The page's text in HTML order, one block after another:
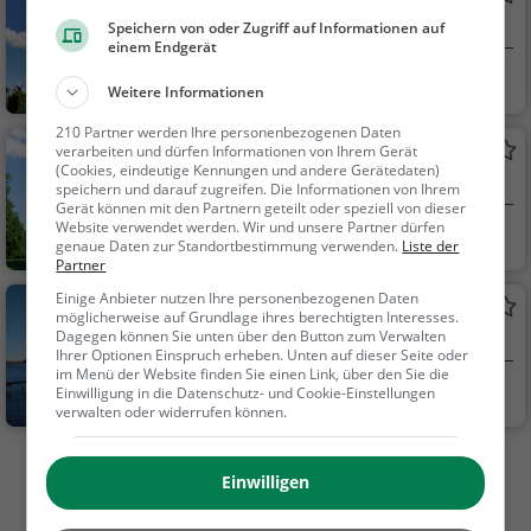
Park in Berg (Aufkirchen)
Berg
Bismarckturm Berg-Assenhausen
Aussichtsturm in Berg
Berg
Aussichtspunkt, F
r
Badestrand Feldafing
Strand in Feldafing
Feldafing
Familie & Kinder,
Mehr Aktivitäten in Starnberg finden
Speichern von oder Zugriff auf Informationen auf
einem Endgerät
Weitere Informationen
210 Partner werden Ihre personenbezogenen Daten
verarbeiten und dürfen Informationen von Ihrem Gerät
(Cookies, eindeutige Kennungen und andere Gerätedaten)
speichern und darauf zugreifen. Die Informationen von Ihrem
Gerät können mit den Partnern geteilt oder speziell von dieser
Website verwendet werden. Wir und unsere Partner dürfen
genaue Daten zur Standortbestimmung verwenden. Liste der
Partner
Einige Anbieter nutzen Ihre personenbezogenen Daten
möglicherweise auf Grundlage ihres berechtigten Interesses.
Dagegen können Sie unten über den Button zum Verwalten
Ihrer Optionen Einspruch erheben. Unten auf dieser Seite oder
im Menü der Website finden Sie einen Link, über den Sie die
Einwilligung in die Datenschutz- und Cookie-Einstellungen
verwalten oder widerrufen können.
Einwilligen